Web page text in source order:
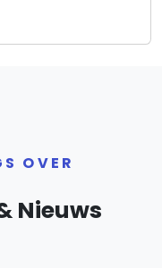
OVER
Nieuws